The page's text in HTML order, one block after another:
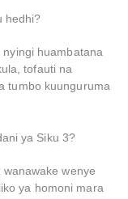
hedhi?
nyingi huambatana
tofauti na
tumbo kuunguruma
ya Siku 3?
wenye
ya homoni mara